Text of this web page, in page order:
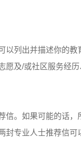
以列出并描述你的
愿及/或社区服务经
信。如果可能的话，
封专业人士推荐信